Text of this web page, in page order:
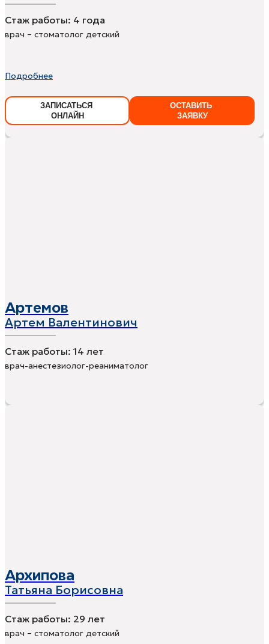
Стаж работы: 4 года
врач – стоматолог детский
Подробнее
ЗАПИСАТЬСЯ
ОНЛАЙН
ОСТАВИТЬ
ЗАЯВКУ
Артемов
Артем Валентинович
Стаж работы: 14 лет
врач-анестезиолог-реаниматолог
Архипова
Татьяна Борисовна
Стаж работы: 29 лет
врач – стоматолог детский